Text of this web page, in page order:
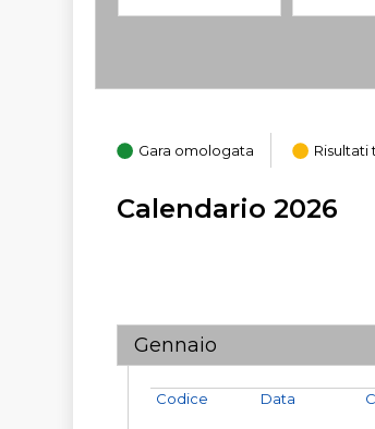
Gara omologata Risultati
Calendario 2026
Gennaio
Codice Data